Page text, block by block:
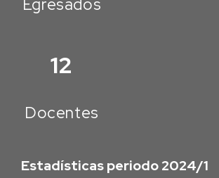
Egresados
12
Docentes
Estadísticas periodo 2024/1